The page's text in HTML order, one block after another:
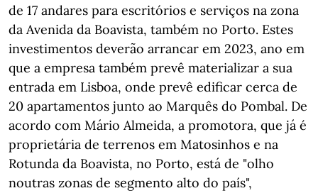
de 17 andares para escritórios e serviços na zona
da Avenida da Boavista, também no Porto. Estes
investimentos deverão arrancar em 2023, ano em
que a empresa também prevê materializar a sua
entrada em Lisboa, onde prevê edificar cerca de
20 apartamentos junto ao Marquês do Pombal. De
acordo com Mário Almeida, a promotora, que já é
proprietária de terrenos em Matosinhos e na
Rotunda da Boavista, no Porto, está de "olho
noutras zonas de segmento alto do país",